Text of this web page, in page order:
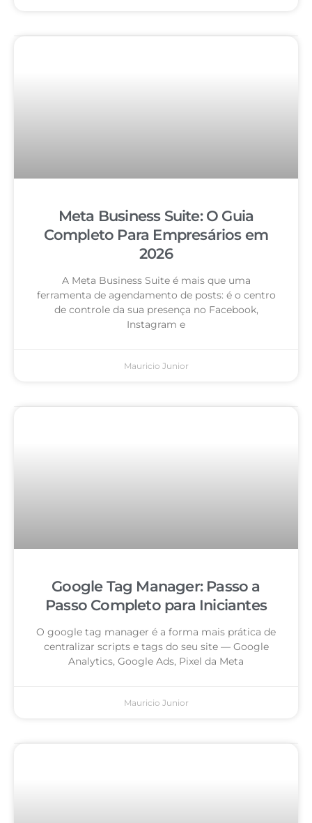
Meta Business Suite: O Guia
Completo Para Empresários em
2026
A Meta Business Suite é mais que uma
ferramenta de agendamento de posts: é o centro
de controle da sua presença no Facebook,
Instagram e
Mauricio Junior
Google Tag Manager: Passo a
Passo Completo para Iniciantes
O google tag manager é a forma mais prática de
centralizar scripts e tags do seu site — Google
Analytics, Google Ads, Pixel da Meta
Mauricio Junior